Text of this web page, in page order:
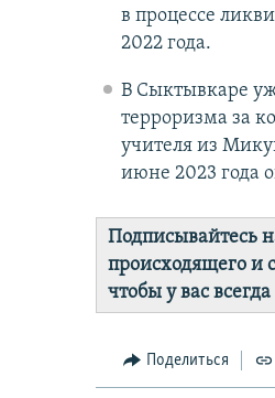
в процессе
2022 года.
В Сыктывкаре
терроризма за
учителя из
июне 2023 года
Подписывайтесь
происходящего и
чтобы у вас
Поделиться